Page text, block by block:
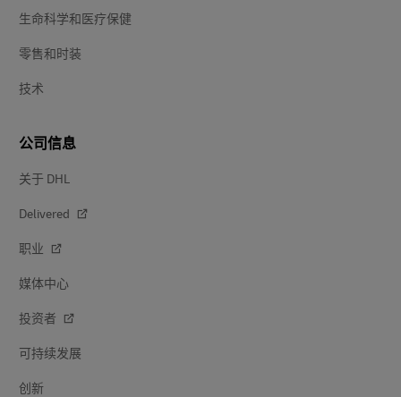
生命科学和医疗保健
零售和时装
技术
公司信息
关于 DHL
Delivered
职业
媒体中心
投资者
可持续发展
创新